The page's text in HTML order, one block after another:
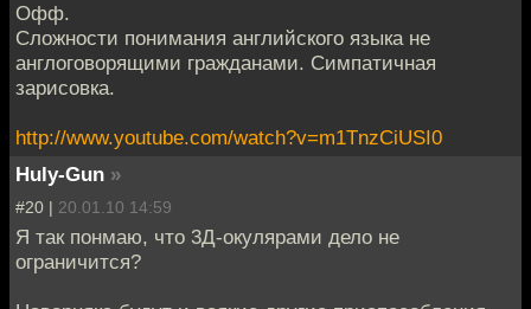
Офф.
Сложности понимания английского языка не
англоговорящими гражданами. Симпатичная
зарисовка.
http://www.youtube.com/watch?v=m1TnzCiUSI0
Huly-Gun »
#20 | 20.01.10 14:59
Я так понмаю, что 3Д-окулярами дело не
ограничится?